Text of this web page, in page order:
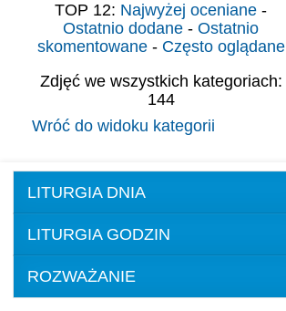
TOP 12: Najwyżej oceniane -
Ostatnio dodane - Ostatnio
skomentowane- Często oglądane
Zdjęć we wszystkich kategoriach:
144
Wróć do widoku kategorii
LITURGIA DNIA
LITURGIA GODZIN
ROZWAŻANIE